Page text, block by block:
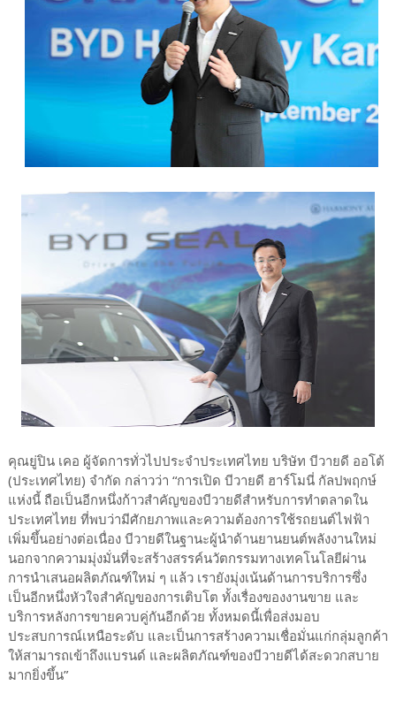
คุณยู่ปิน เคอ ผู้จัดการทั่วไปประจำประเทศไทย บริษัท บีวายดี ออโต้
(ประเทศไทย) จำกัด กล่าวว่า “การเปิด บีวายดี ฮาร์โมนี่ กัลปพฤกษ์
แห่งนี้ ถือเป็นอีกหนึ่งก้าวสำคัญของบีวายดีสำหรับการทำตลาดใน
ประเทศไทย ที่พบว่ามีศักยภาพและความต้องการใช้รถยนต์ไฟฟ้า
เพิ่มขึ้นอย่างต่อเนื่อง บีวายดีในฐานะผู้นำด้านยานยนต์พลังงานใหม่
นอกจากความมุ่งมั่นที่จะสร้างสรรค์นวัตกรรมทางเทคโนโลยีผ่าน
การนำเสนอผลิตภัณฑ์ใหม่ ๆ แล้ว เรายังมุ่งเน้นด้านการบริการซึ่ง
เป็นอีกหนึ่งหัวใจสำคัญของการเติบโต ทั้งเรื่องของงานขาย และ
บริการหลังการขายควบคู่กันอีกด้วย ทั้งหมดนี้เพื่อส่งมอบ
ประสบการณ์เหนือระดับ และเป็นการสร้างความเชื่อมั่นแก่กลุ่มลูกค้า
ให้สามารถเข้าถึงแบรนด์ และผลิตภัณฑ์ของบีวายดีได้สะดวกสบาย
มากยิ่งขึ้น”